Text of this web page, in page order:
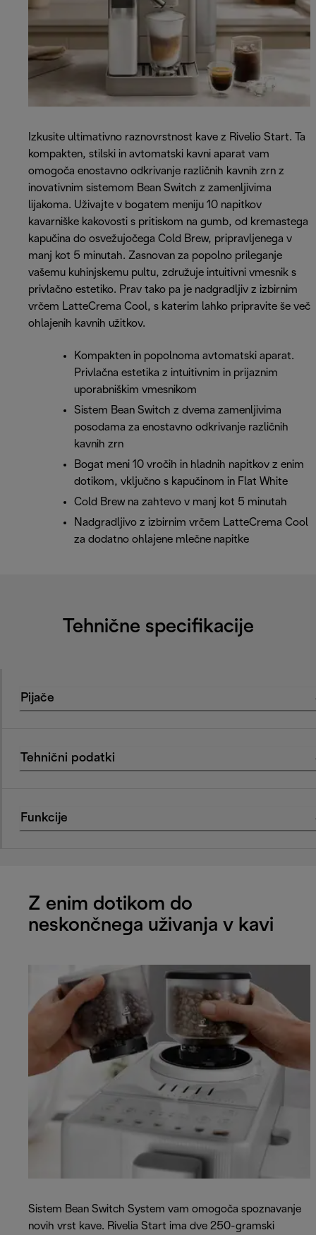
Izkusite ultimativno raznovrstnost kave z Rivelio Start. Ta
kompakten, stilski in avtomatski kavni aparat vam
omogoča enostavno odkrivanje različnih kavnih zrn z
inovativnim sistemom Bean Switch z zamenljivima
lijakoma. Uživajte v bogatem meniju 10 napitkov
kavarniške kakovosti s pritiskom na gumb, od kremastega
kapučina do osvežujočega Cold Brew, pripravljenega v
manj kot 5 minutah. Zasnovan za popolno prileganje
vašemu kuhinjskemu pultu, združuje intuitivni vmesnik s
privlačno estetiko. Prav tako pa je nadgradljiv z izbirnim
vrčem LatteCrema Cool, s katerim lahko pripravite še več
ohlajenih kavnih užitkov.
Kompakten in popolnoma avtomatski aparat.
Privlačna estetika z intuitivnim in prijaznim
uporabniškim vmesnikom
Sistem Bean Switch z dvema zamenljivima
posodama za enostavno odkrivanje različnih
kavnih zrn
Bogat meni 10 vročih in hladnih napitkov z enim
dotikom, vključno s kapučinom in Flat White
Cold Brew na zahtevo v manj kot 5 minutah
Nadgradljivo z izbirnim vrčem LatteCrema Cool
za dodatno ohlajene mlečne napitke
Tehnične specifikacije
Pijače
Tehnični podatki
Funkcije
Z enim dotikom do
neskončnega uživanja v kavi
Sistem Bean Switch System vam omogoča spoznavanje
novih vrst kave. Rivelia Start ima dve 250-gramski